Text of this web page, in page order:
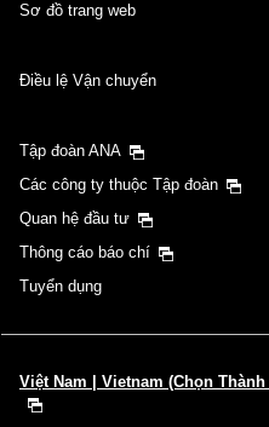
Sơ đồ trang web
Điều lệ Vận chuyển
Tập đoàn ANA
Các công ty thuộc Tập đoàn
Quan hệ đầu tư
Thông cáo báo chí
Tuyển dụng
Việt Nam | Vietnam (Chọn